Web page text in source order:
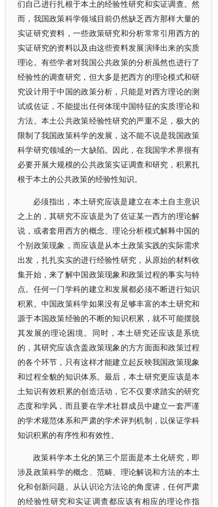
们自己进行扎根于本土的经验性研究和实证调查。然
而，我国政策科学领域目前仍然缺乏西方那样大量的
实证研究资料，一些政策研究和分析常常引用西方的
实证研究的资料以及由这些资料发展演绎出来的实质
理论。有些学者对我国公共政策的分析虽然也进行了
经验性的调查研究，但大多是把西方的理论模式和研
究设计用于中国的政策分析，只能是对西方理论的测
试或佐证，不能提出任何体现中国特征的实质理论和
方法。本土公共政策经验性研究的严重不足，极大的
限制了我国政策科学的发展，这不能不说是我国政策
科学研究领域的一大缺陷。因此，在我国学术界很有
必要开展大规模的公共政策实证调查和研究，积累扎
根于本土的公共政策的经验性知识。
必须指出，本土研究应该是建立在本土自主意识
之上的，其研究不应该是为了佐证某一西方的理论解
说，或者套用西方的概念、理论分析模式解释中国的
个别政策现象，而应该是从本土政策实践的实际需求
出发，扎扎实实的进行经验性研究，从原始的材料收
集开始，来了解中国政策现象和政策过程的事实与特
点。任何一门学科的建立和发展都必须不断进行知识
积累。中国政策科学如果没有足够丰富的本土研究和
源于本国政策经验的不断的知识积累，就不可能摆脱
其发展的理论困境。同时，本土研究还应该是系统
的，其研究应该含盖政策现象的方方面面和政策过程
的各个环节，只有这样才能建立起反映我国政策现象
和过程全貌的知识体系。最后，本土研究更应该是本
土知识有效积累的创造活动，它不仅要求踏实的研究
态度和学风，而且要在学术社群成员中建立一套严谨
的学术规范体系和严肃的学术评判机制，以保证学科
知识积累的有序性和有效性。
政策科学本土化的第三个层面是本土化研究，即
涉及政策科学的概念、范畴、理论解说和方法的本土
化和创新问题。从认识论方法论的角度讲，任何严肃
的经验性研究和实证调查都应该有相应的理论作指